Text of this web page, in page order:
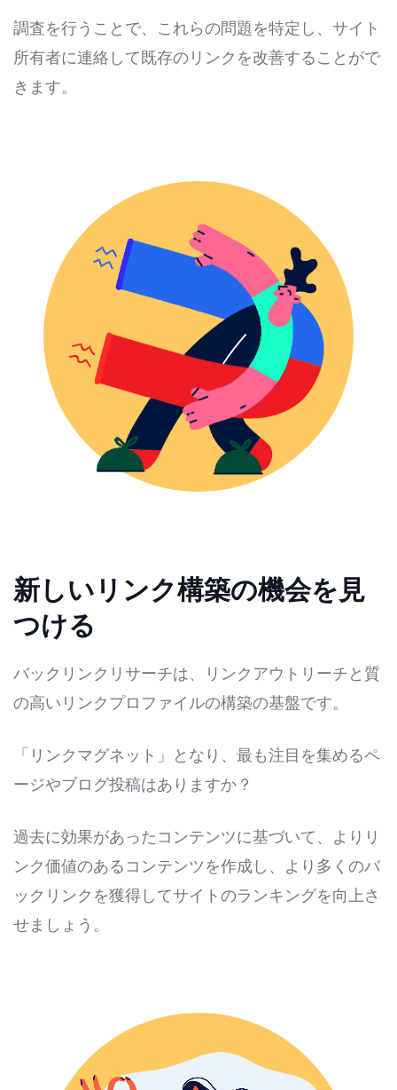
調査を行うことで、これらの問題を特定し、サイト
所有者に連絡して既存のリンクを改善することがで
きます。
新しいリンク構築の機会を見
つける
バックリンクリサーチは、リンクアウトリーチと質
の高いリンクプロファイルの構築の基盤です。
「リンクマグネット」となり、最も注目を集めるペ
ージやブログ投稿はありますか？
過去に効果があったコンテンツに基づいて、よりリ
ンク価値のあるコンテンツを作成し、より多くのバ
ックリンクを獲得してサイトのランキングを向上さ
せましょう。